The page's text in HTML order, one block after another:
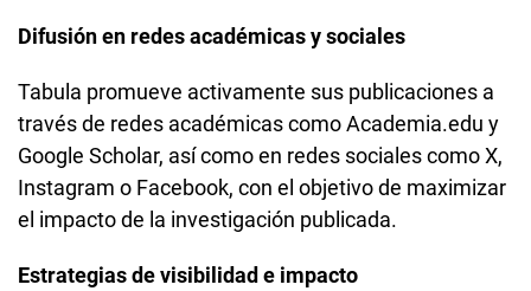
Difusión en redes académicas y sociales
Tabula promueve activamente sus publicaciones a
través de redes académicas como Academia.edu y
Google Scholar, así como en redes sociales como X,
Instagram o Facebook, con el objetivo de maximizar
el impacto de la investigación publicada.
Estrategias de visibilidad e impacto